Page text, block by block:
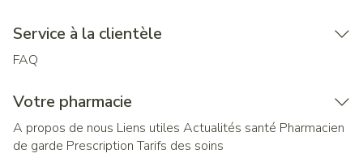
Service à la clientèle
FAQ
Votre pharmacie
A propos de nous Liens utiles Actualités santé Pharmacien
de garde Prescription Tarifs des soins